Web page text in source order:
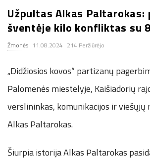
.
c
o
.
u
k
Užpultas Alkas Paltarokas:
šventėje kilo konfliktas su
Žmonės 11.08.2024 214 Peržiūrėjo
„Didžiosios kovos“ partizanų
Palomenės miestelyje, Kaišiadorių
verslininkas, komunikacijos ir viešųjų
Alkas Paltarokas.
Šiurpia istorija Alkas Paltarokas